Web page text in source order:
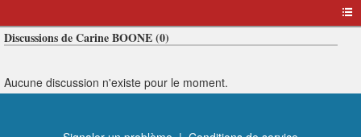
Discussions de Carine BOONE (0)
Aucune discussion n'existe pour le moment.